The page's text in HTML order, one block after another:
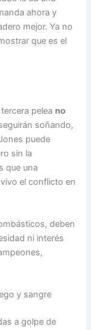
ahora y
mejor. Ya no
que es el
pelea no
soñando,
puede
sin la
que una
el conflicto en
deben
ni interés
y sangre
a golpe de